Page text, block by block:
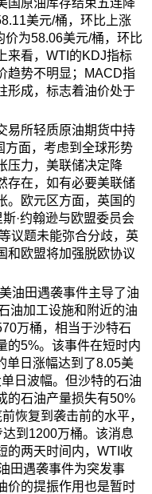
国原油库存结束五连降
美元/桶，环比上涨
价为58.06美元/桶，环比
来看，WTI的KDJ指标
趋势不明显；MACD指
形成，标志着油价处于
易所轻质原油期货中持
方面，考虑到全球形势
压力，美联储决定降
存在，如有必要美联储
。欧元区方面，英国的
·约翰逊与欧盟委员会
议题未能弥合分歧，英
和欧盟将加强脱欧协议
油田遇袭事件主导了油
油加工设施和附近的油
万桶，相当于沙特石
的5%。该事件在短时内
单日涨幅达到了8.05美
日波幅。但沙特的石油
的石油产量损失有50%
恢复到袭击前的水平，
到1200万桶。该消息
的两天时间内，WTI收
田遇袭事件为突发事
价的提振作用也是暂时